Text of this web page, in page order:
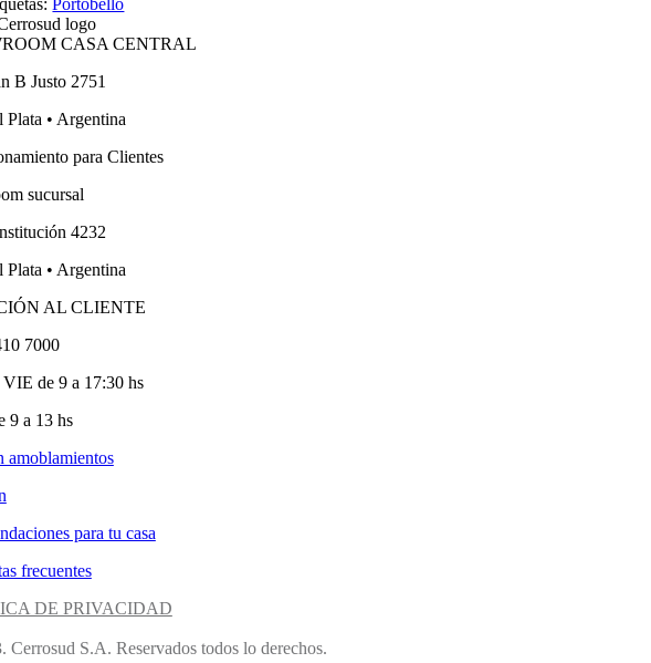
Portobello
CASA CENTRAL
B Justo 2751
Plata • Argentina
para Clientes
sucursal
4232
Plata • Argentina
AL CLIENTE
7000
de 9 a 17:30 hs
9 a 13 hs
amoblamientos
para tu casa
frecuentes
DE PRIVACIDAD
Cerrosud S.A. Reservados todos lo derechos.